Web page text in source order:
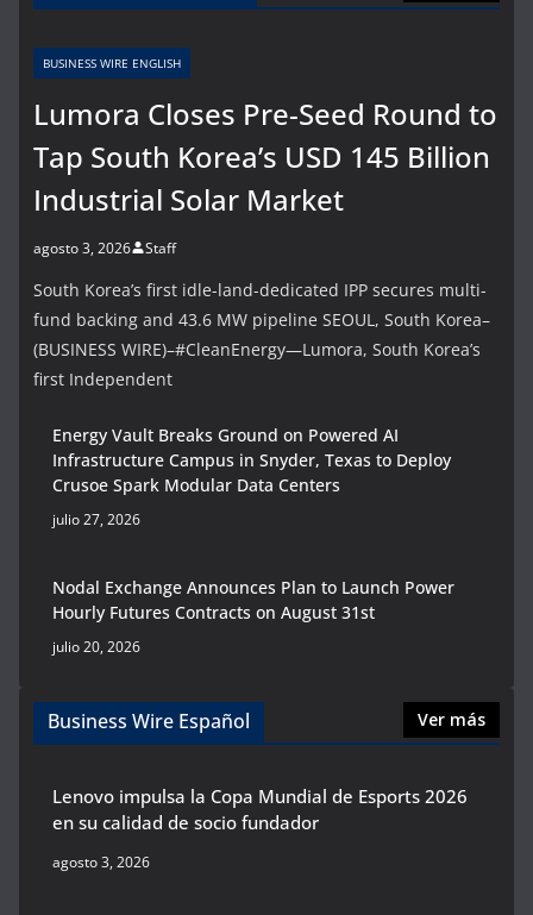
BUSINESS WIRE ENGLISH
Lumora Closes Pre-Seed Round to
Tap South Korea’s USD 145 Billion
Industrial Solar Market
agosto 3, 2026 Staff
South Korea’s first idle-land-dedicated IPP secures multi-
fund backing and 43.6 MW pipeline SEOUL, South Korea–
(BUSINESS WIRE)–#CleanEnergy—Lumora, South Korea’s
first Independent
Energy Vault Breaks Ground on Powered AI
Infrastructure Campus in Snyder, Texas to Deploy
Crusoe Spark Modular Data Centers
julio 27, 2026
Nodal Exchange Announces Plan to Launch Power
Hourly Futures Contracts on August 31st
julio 20, 2026
Business Wire Español Ver más
Lenovo impulsa la Copa Mundial de Esports 2026
en su calidad de socio fundador
agosto 3, 2026